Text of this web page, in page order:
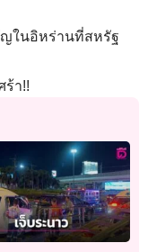
ญในอิหร่านที่สหรัฐ
ร้า!!